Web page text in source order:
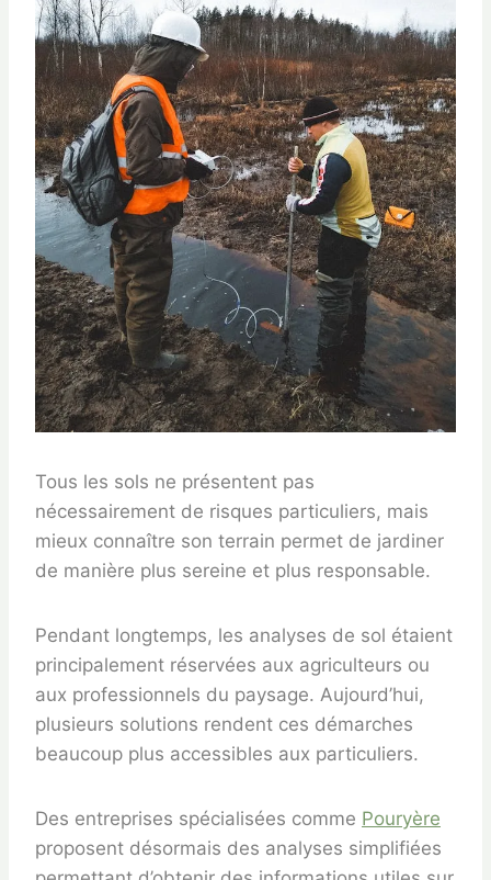
Tous les sols ne présentent pas
nécessairement de risques particuliers, mais
mieux connaître son terrain permet de jardiner
de manière plus sereine et plus responsable.
Pendant longtemps, les analyses de sol étaient
principalement réservées aux agriculteurs ou
aux professionnels du paysage. Aujourd’hui,
plusieurs solutions rendent ces démarches
beaucoup plus accessibles aux particuliers.
Des entreprises spécialisées comme Pouryère
proposent désormais des analyses simplifiées